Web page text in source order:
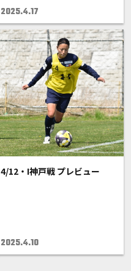
2025.4.17
4/12・I神戸戦 プレビュー
2025.4.10